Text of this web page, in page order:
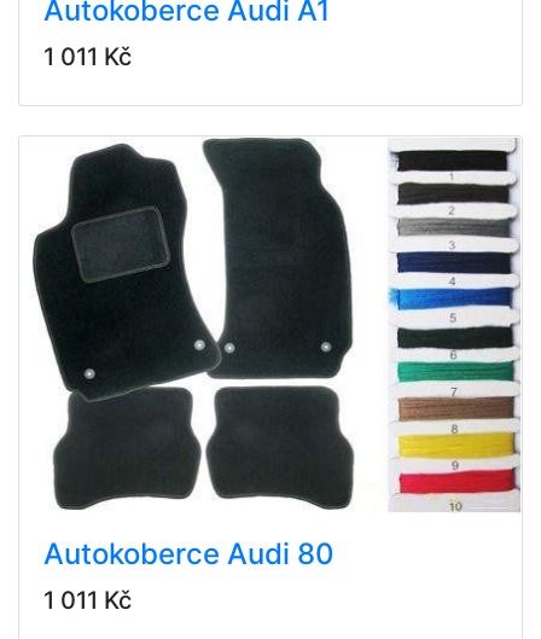
Autokoberce Audi A1
1 011 Kč
Autokoberce Audi 80
1 011 Kč